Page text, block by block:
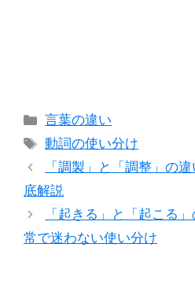
カ
テ
ゴ
リ
ー
言葉の違い
タ
グ
動詞の使い分け
「調製」と「調整」の
底解説
「起きる」と「起こる
常で迷わない使い分け